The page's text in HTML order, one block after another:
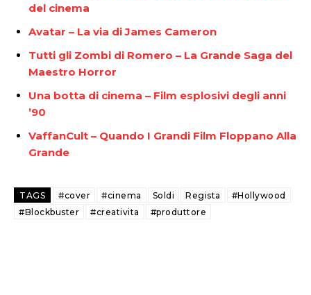
del cinema
Avatar – La via di James Cameron
Tutti gli Zombi di Romero – La Grande Saga del
Maestro Horror
Una botta di cinema – Film esplosivi degli anni
’90
VaffanCult – Quando I Grandi Film Floppano Alla
Grande
TAGS #cover #cinema Soldi Regista
#Hollywood
#Blockbuster
#creativita #produttore